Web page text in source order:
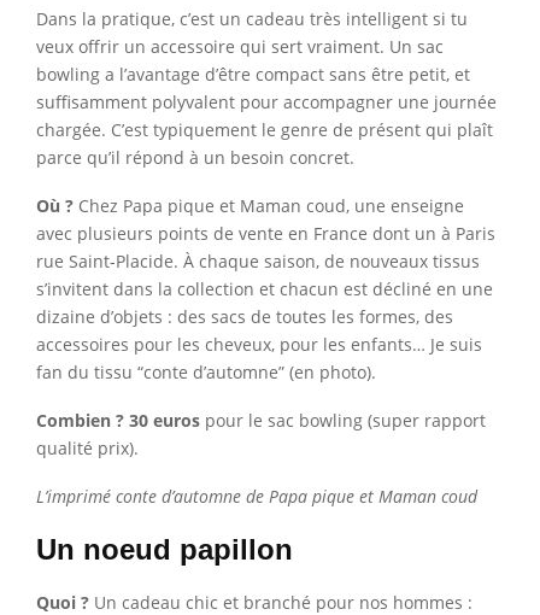
Dans la pratique, c’est un cadeau très intelligent si tu
veux offrir un accessoire qui sert vraiment. Un sac
bowling a l’avantage d’être compact sans être petit, et
suffisamment polyvalent pour accompagner une journée
chargée. C’est typiquement le genre de présent qui plaît
parce qu’il répond à un besoin concret.
Où ? Chez Papa pique et Maman coud, une enseigne
avec plusieurs points de vente en France dont un à Paris
rue Saint-Placide. À chaque saison, de nouveaux tissus
s’invitent dans la collection et chacun est décliné en une
dizaine d’objets : des sacs de toutes les formes, des
accessoires pour les cheveux, pour les enfants… Je suis
fan du tissu “conte d’automne” (en photo).
Combien ? 30 euros pour le sac bowling (super rapport
qualité prix).
L’imprimé conte d’automne de Papa pique et Maman coud
Un noeud papillon
Quoi ? Un cadeau chic et branché pour nos hommes :